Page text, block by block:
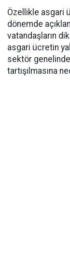
Özellikle asgari
dönemde
vatandaşların
asgari ücretin
sektör
tartışılmasına